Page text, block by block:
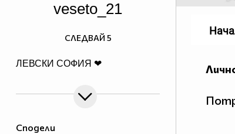
Сподели
veseto_21
ЛЕВСКИ СОФИЯ ❤
СЛЕДВАЙ 5